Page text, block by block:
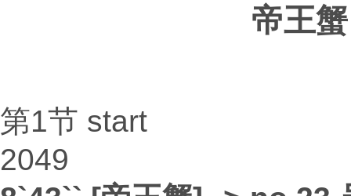
帝王
第1节 start
2049